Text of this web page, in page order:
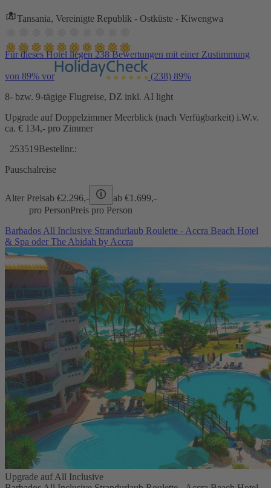
Tansania, Vereinigte Republik - Ostküste - Kiwengwa
Für dieses Hotel liegen 238 Bewertungen mit einer Zustimmung
von 89% vor (238) 89%
8- bzw. 9-tägige Flugreise, DZ inkl. AI light
Upgrade auf Doppelzimmer Meerblick (nach Verfügbarkeit) i.W.v.
ca. € 134,- pro Zimmer
253519Bestellnr.:
Pauschalreise
Alter Preisab €2.296,- ab €1.699,-
pro PersonPreis pro Person
Barbados All Inclusive Strandurlaub Roulette - Accra Beach Hotel
& Spa oder The Abidah by Accra
Upgrade auf All Inclusive